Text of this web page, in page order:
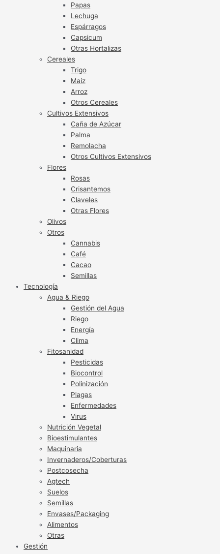
Papas
Lechuga
Espárragos
Capsicum
Otras Hortalizas
Cereales
Trigo
Maíz
Arroz
Otros Cereales
Cultivos Extensivos
Caña de Azúcar
Palma
Remolacha
Otros Cultivos Extensivos
Flores
Rosas
Crisantemos
Claveles
Otras Flores
Olivos
Otros
Cannabis
Café
Cacao
Semillas
Tecnología
Agua & Riego
Gestión del Agua
Riego
Energía
Clima
Fitosanidad
Pesticidas
Biocontrol
Polinización
Plagas
Enfermedades
Virus
Nutrición Vegetal
Bioestimulantes
Maquinaria
Invernaderos/Coberturas
Postcosecha
Agtech
Suelos
Semillas
Envases/Packaging
Alimentos
Otras
Gestión